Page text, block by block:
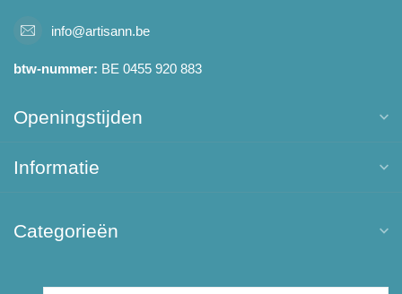
info@artisann.be
btw-nummer: BE 0455 920 883
Openingstijden
Informatie
Categorieën